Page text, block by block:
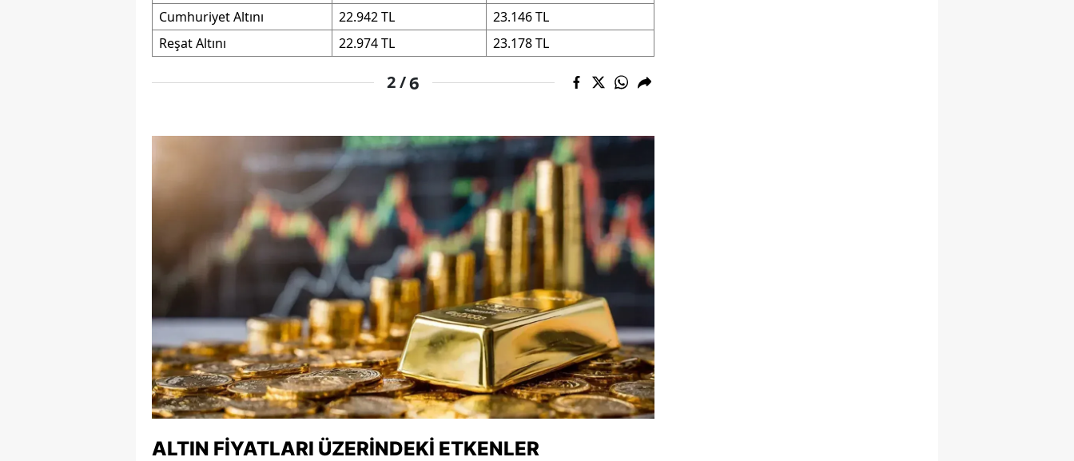
Konya
Kütahya
Malatya
Kahramanmaraş
Mardin
Muğla
Muş
Nevşehir
Niğde
Ordu
Rize
Sakarya
Samsun
Cumhuriyet Altını
22.942 TL
23.146 TL
Reşat Altını
22.974 TL 23.178 TL
2 /6
ALTIN FIYATLARI ÜZERINDEKI ETKENLER